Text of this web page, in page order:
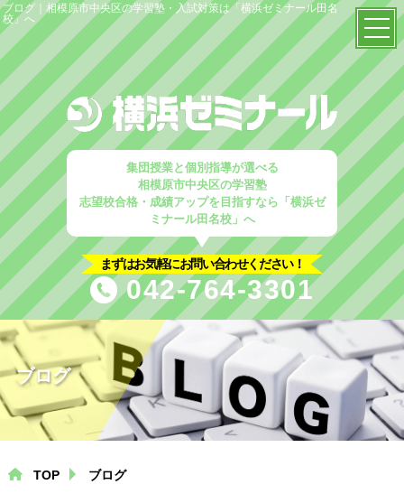
ブログ｜相模原市中央区の学習塾・入試対策は「横浜ゼミナール田名
校」へ
集団授業と個別指導が選べる
相模原市中央区の学習塾
志望校合格・成績アップを目指すなら「横浜ゼ
ミナール田名校」へ
まずはお気軽にお問い合わせください！
042-764-3301
ブログ
TOP
当塾の特徴
塾概要
はじめての方へ
入塾案内
塾選びのポイント
コース解説
小学生コース
中学生コース
TOP ブログ